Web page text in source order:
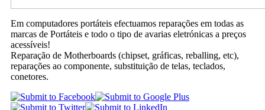
Em computadores portáteis efectuamos reparações em todas as
marcas de Portáteis e todo o tipo de avarias eletrónicas a preços
acessíveis!
Reparação de Motherboards (chipset, gráficas, reballing, etc),
reparações ao componente, substituição de telas, teclados,
conetores.